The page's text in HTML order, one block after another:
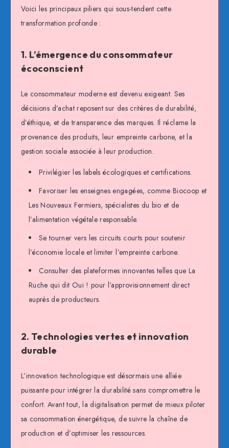
Voici les principaux piliers qui sous-tendent cette
transformation profonde :
1. L’émergence du consommateur
écoconscient
Le consommateur moderne est devenu exigeant. Ses
décisions d’achat reposent sur des critères de durabilité,
d’éthique, et de transparence des marques. Il réclame la
provenance des produits, leur empreinte carbone, et la
gestion sociale associée à leur production.
Privilégier les labels écologiques et certifications.
Favoriser les enseignes engagées, comme Biocoop et
Les Nouveaux Fermiers, spécialistes du bio et de
l’alimentation végétale responsable.
Se tourner vers les circuits courts pour soutenir
l’économie locale et limiter l’empreinte carbone.
Consulter des plateformes innovantes telles que La
Ruche qui dit Oui ! pour l’approvisionnement direct
auprès de producteurs.
2. Technologies vertes et innovation
durable
L’innovation technologique est désormais une alliée
puissante pour intégrer la durabilité sans compromettre le
confort. Avant tout, la digitalisation permet de mieux piloter
sa consommation énergétique, de suivre la chaîne de
production et d’optimiser les ressources.